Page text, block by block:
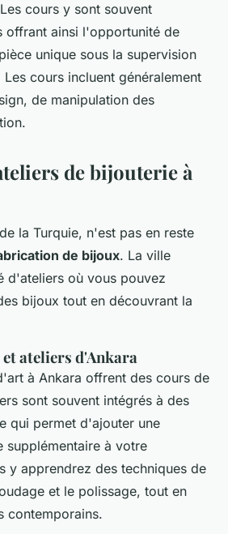
cours y sont souvent
offrant ainsi l'opportunité de
unique sous la supervision
cours incluent généralement
de manipulation des
de bijouterie à
la Turquie, n'est pas en reste
de bijoux. La ville
d'ateliers où vous pouvez
bijoux tout en découvrant la
ateliers d'Ankara
à Ankara offrent des cours de
sont souvent intégrés à des
qui permet d'ajouter une
supplémentaire à votre
y apprendrez des techniques de
et le polissage, tout en
contemporains.